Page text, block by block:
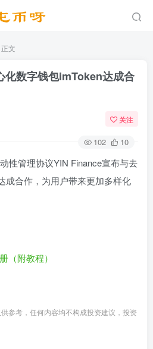
正文
化数字钱包imToken达成合
关注
102 10
性管理协议YIN Finance宣布与去
成合作，为用户带来更加多样化
（附教程）
参考，任何内容均不构成投资建议，投资